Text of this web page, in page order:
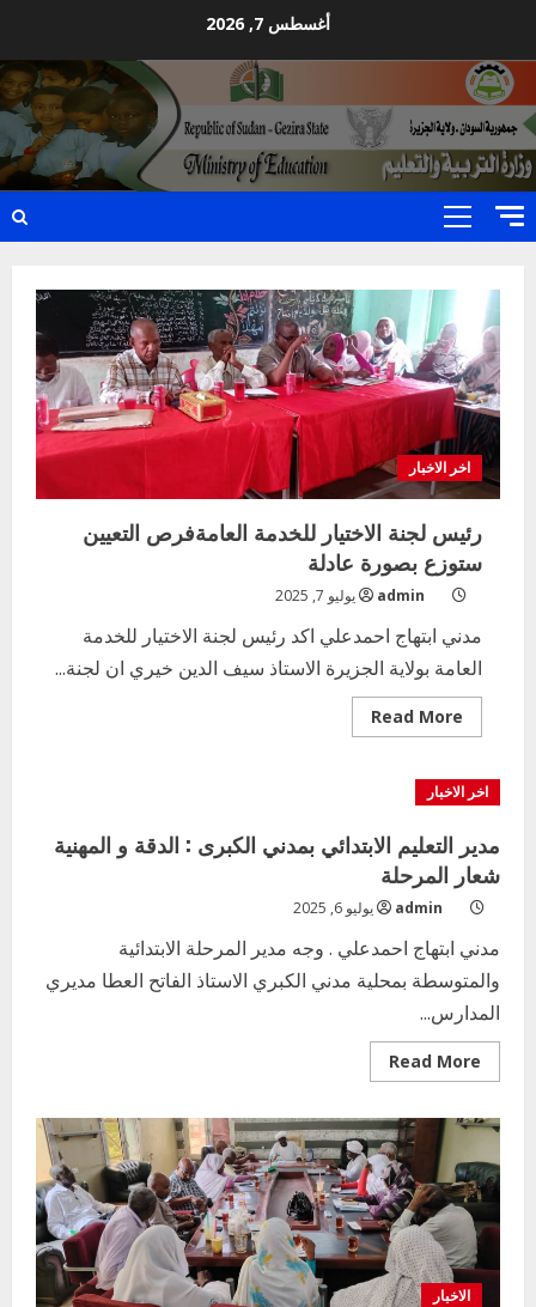
content
أغسطس 7, 2026
Primary
اخر الاخبار
رئيس لجنة الاختيار للخدمة العامةفرص التعيين
ستوزع بصورة عادلة
admin يوليو 7, 2025
مدني ابتهاج احمدعلي اكد رئيس لجنة الاختيار للخدمة
العامة بولاية الجزيرة الاستاذ سيف الدين خيري ان لجنة...
Read More
more
العامةفرص
التعيين
ستوزع
عادلة
اخر الاخبار
مدير التعليم الابتدائي بمدني الكبرى : الدقة و المهنية
شعار المرحلة
admin يوليو 6, 2025
مدني ابتهاج احمدعلي . وجه مدير المرحلة الابتدائية
والمتوسطة بمحلية مدني الكبري الاستاذ الفاتح العطا مديري
المدارس...
Read More
more
التعليم
الابتدائي
بمدني
الكبرى
:
الدقة
و
المهنية
شعار
المرحلة
الاخبار